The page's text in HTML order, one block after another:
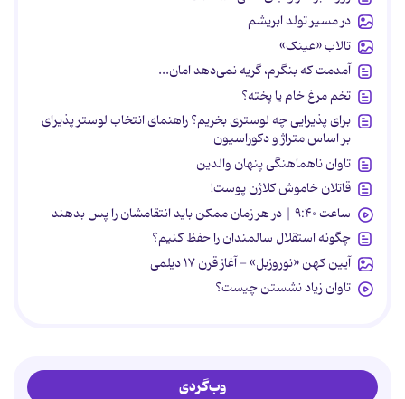
در مسیر تولد ابریشم
تالاب «عینک»
آمدمت که بنگرم، گریه نمی‌دهد امان...
تخم مرغ خام یا پخته؟
برای پذیرایی چه لوستری بخریم؟ راهنمای انتخاب لوستر پذیرای
بر اساس متراژ و دکوراسیون
تاوان ناهماهنگی پنهان والدین
قاتلان خاموش کلاژن پوست!
ساعت ۹:۴۰ | در هر زمان ممکن باید انتقامشان را پس بدهند
چگونه استقلال سالمندان را حفظ کنیم؟
آیین کهن «نوروزبل» - آغاز قرن ۱۷ دیلمی
تاوان زیاد نشستن چیست؟
وب‌گردی